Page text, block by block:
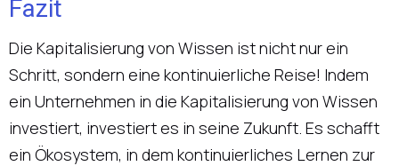
Fazit
Die Kapitalisierung von Wissen ist nicht nur ein
Schritt, sondern eine kontinuierliche Reise! Indem
ein Unternehmen in die Kapitalisierung von Wissen
investiert, investiert es in seine Zukunft. Es schafft
ein Ökosystem, in dem kontinuierliches Lernen zur